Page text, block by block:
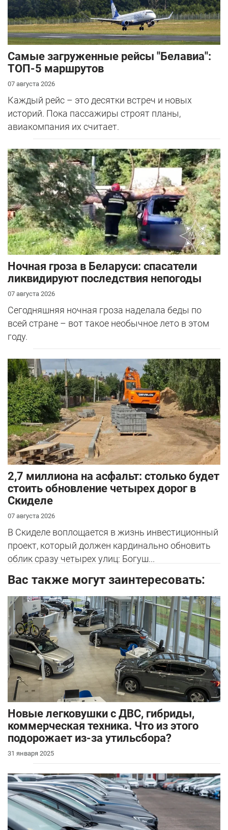
Самые загруженные рейсы "Белавиа":
ТОП-5 маршрутов
07 августа 2026
Каждый рейс – это десятки встреч и новых
историй. Пока пассажиры строят планы,
авиакомпания их считает.
Ночная гроза в Беларуси: спасатели
ликвидируют последствия непогоды
07 августа 2026
Сегодняшняя ночная гроза наделала беды по
всей стране – вот такое необычное лето в этом
году.
2,7 миллиона на асфальт: столько будет
стоить обновление четырех дорог в
Скиделе
07 августа 2026
В Скиделе воплощается в жизнь инвестиционный
проект, который должен кардинально обновить
облик сразу четырех улиц: Богуш...
Вас также могут заинтересовать:
Новые легковушки с ДВС, гибриды,
коммерческая техника. Что из этого
подорожает из-за утильсбора?
31 января 2025